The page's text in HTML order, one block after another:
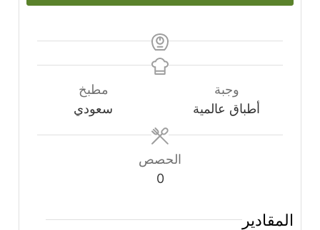
وجبة
أطباق عالمية
مطبخ
سعودي
الحصص
0
المقادير